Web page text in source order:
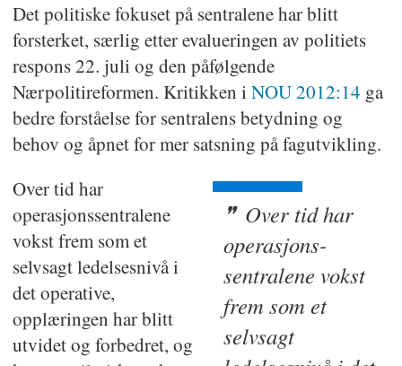
Det politiske fokuset på sentralene har blitt
forsterket, særlig etter evalueringen av politiets
respons 22. juli og den påfølgende
Nærpolitireformen. Kritikken i NOU 2012:14 ga
bedre forståelse for sentralens betydning og
behov og åpnet for mer satsning på fagutvikling.
Over tid har
operasjons-
sentralene vokst
frem som et
selvsagt
Over tid har
operasjonssentralene
vokst frem som et
selvsagt ledelsesnivå i
det operative,
opplæringen har blitt
utvidet og forbedret, og